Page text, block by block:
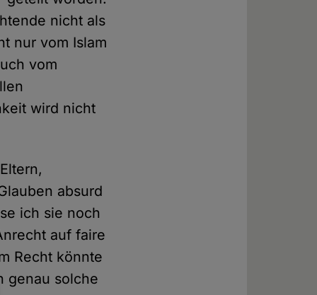
nicht als
nur vom Islam
vom
wird nicht
absurd
ich sie noch
auf faire
Recht könnte
genau solche